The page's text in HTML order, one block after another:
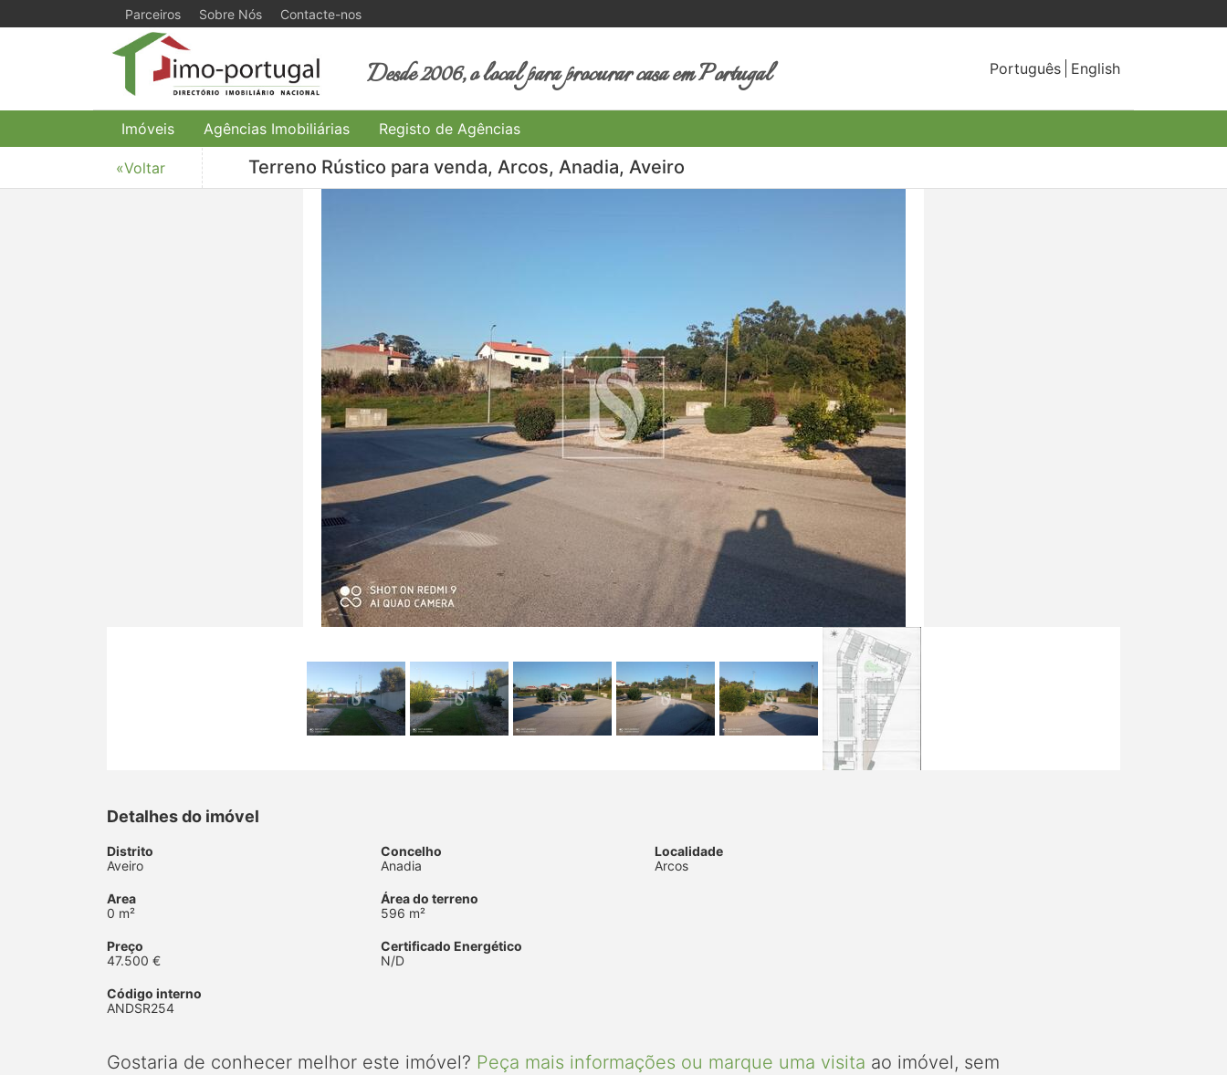
Parceiros Sobre Nós Contacte-nos
Desde 2006, o local para procurar casa em Portugal Português English
Imóveis Agências Imobiliárias Registo de Agências
«Voltar Terreno Rústico para venda, Arcos, Anadia, Aveiro
Detalhes do imóvel
Distrito
Aveiro
Concelho
Anadia
Localidade
Arcos
Area
0 m²
Área do terreno
596 m²
Preço
47.500 €
Certificado Energético
N/D
Código interno
ANDSR254
Gostaria de conhecer melhor este imóvel? Peça mais informações ou marque uma visita ao imóvel, sem